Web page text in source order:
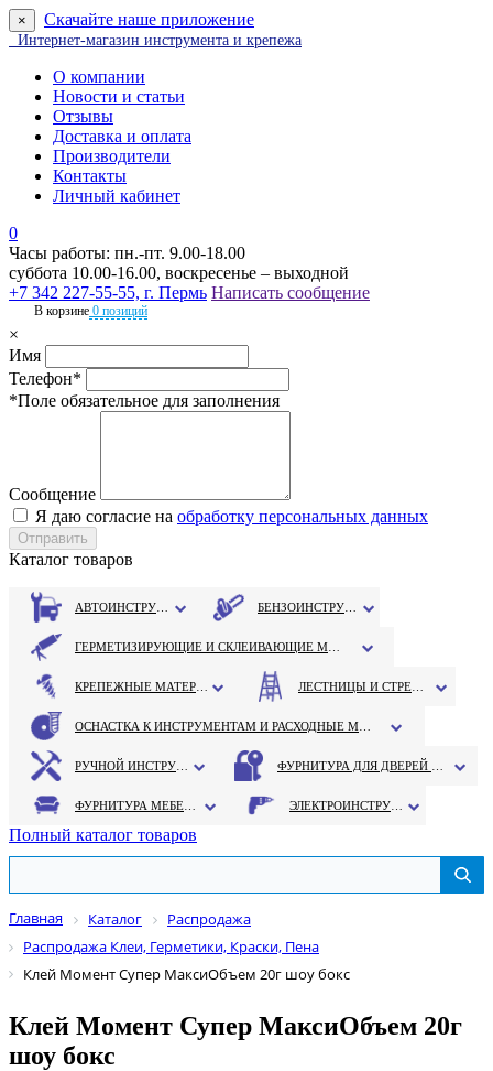
× Скачайте наше приложение
Интернет-магазин инструмента и крепежа
О компании
Новости и статьи
Отзывы
Доставка и оплата
Производители
Контакты
Личный кабинет
0
Часы работы: пн.-пт. 9.00-18.00
суббота 10.00-16.00, воскресенье – выходной
+7 342 227-55-55, г. Пермь Написать сообщение
В корзине 0 позиций
×
Имя
Телефон*
*Поле обязательное для заполнения
Сообщение
Я даю согласие на обработку персональных данных
Каталог товаров
Полный каталог товаров
Главная Каталог
Распродажа
Распродажа Клеи, Герметики, Краски, Пена
Клей Момент Супер МаксиОбъем 20г шоу бокс
Клей Момент Супер МаксиОбъем 20г
шоу бокс